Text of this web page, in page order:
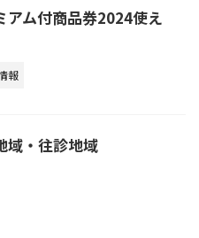
アム付商品券2024使え
報
域・往診地域